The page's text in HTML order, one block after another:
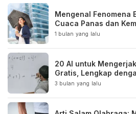
Mengenal Fenomena
Cuaca Panas dan
1 bulan yang lalu
20 AI untuk
Gratis, Lengkap
3 bulan yang lalu